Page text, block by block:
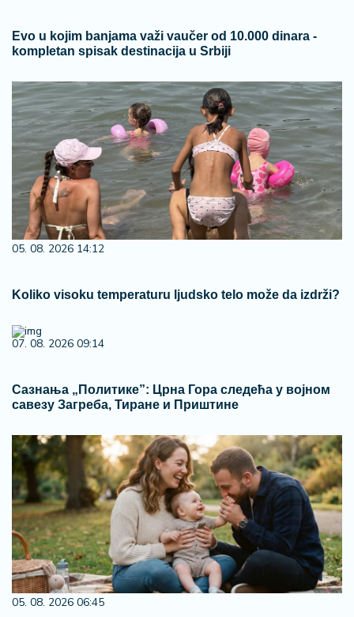
Evo u kojim banjama važi vaučer od 10.000 dinara -
kompletan spisak destinacija u Srbiji
05. 08. 2026 14:12
Koliko visoku temperaturu ljudsko telo može da izdrži?
07. 08. 2026 09:14
Сазнања „Политике”: Црна Гора следећа у војном
савезу Загреба, Тиране и Приштине
05. 08. 2026 06:45